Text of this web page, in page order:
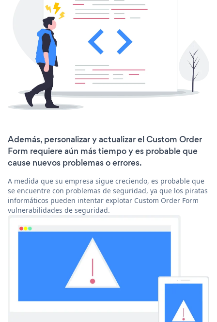
Además, personalizar y actualizar el Custom Order
Form requiere aún más tiempo y es probable que
cause nuevos problemas o errores.
A medida que su empresa sigue creciendo, es probable que
se encuentre con problemas de seguridad, ya que los piratas
informáticos pueden intentar explotar Custom Order Form
vulnerabilidades de seguridad.